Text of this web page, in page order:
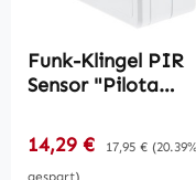
Funk-Klingel PIR
Sensor "Pilota
Bewegungsmelder,
Batteriebetrieb,
Verkaufspreis:
14,29 € Regulärer
17,95 € (20.39%